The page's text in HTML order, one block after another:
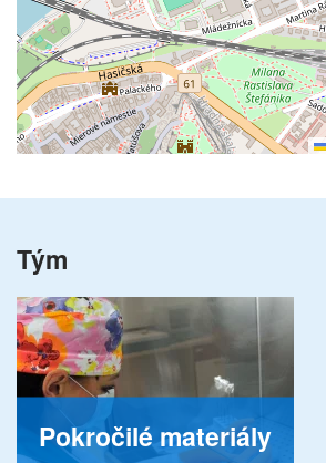
Tým
Pokročilé materiály